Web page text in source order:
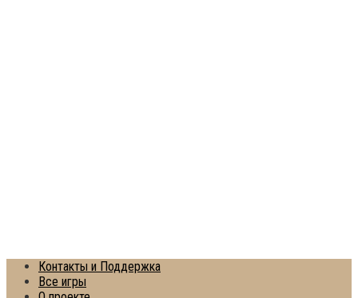
Контакты и Поддержка
Все игры